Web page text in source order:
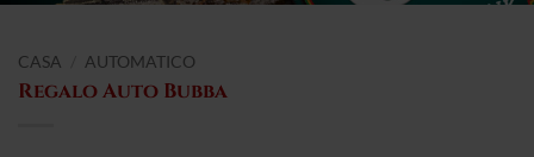
CASA AUTOMATICO
Regalo Auto Bubba